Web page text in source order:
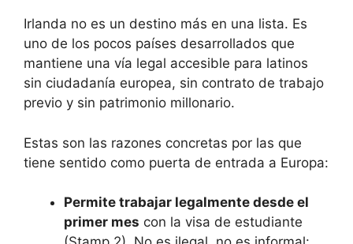
Irlanda no es un destino más en una lista. Es
uno de los pocos países desarrollados que
mantiene una vía legal accesible para latinos
sin ciudadanía europea, sin contrato de trabajo
previo y sin patrimonio millonario.
Estas son las razones concretas por las que
tiene sentido como puerta de entrada a Europa:
Permite trabajar legalmente desde el
primer mes con la visa de estudiante